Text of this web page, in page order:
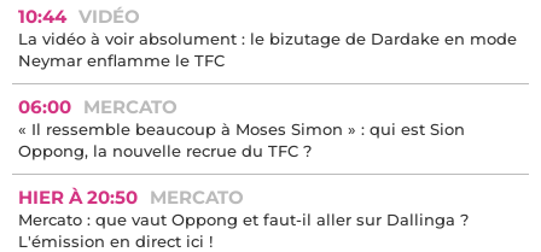
10:44 VIDÉO
La vidéo à voir absolument : le bizutage de Dardake en mode
Neymar enflamme le TFC
06:00 MERCATO
« Il ressemble beaucoup à Moses Simon » : qui est Sion
Oppong, la nouvelle recrue du TFC ?
HIER À 20:50 MERCATO
Mercato : que vaut Oppong et faut-il aller sur Dallinga ?
L'émission en direct ici !